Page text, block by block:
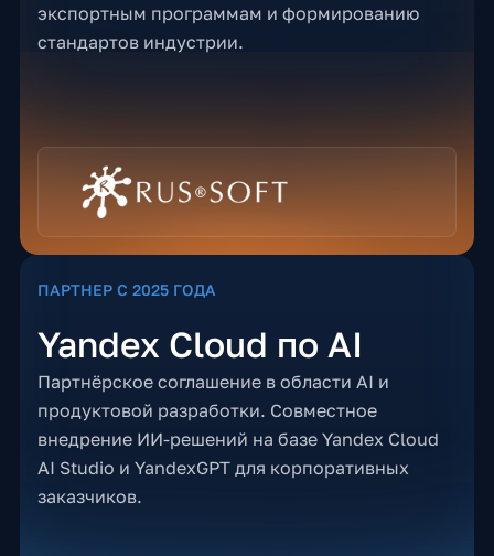
экспортным программам и формированию
стандартов индустрии.
ПАРТНЕР С 2025 ГОДА
Yandex Cloud по AI
Партнёрское соглашение в области AI и
продуктовой разработки. Совместное
внедрение ИИ-решений на базе Yandex Cloud
AI Studio и YandexGPT для корпоративных
заказчиков.